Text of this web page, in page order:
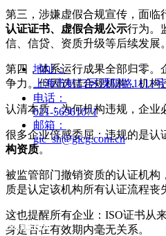
第三，涉嫌虚假合规宣传，面临
认证证书、虚假合规公示行为。
信、信贷、资质升级等后续发展。
第四，体系运行成果全部归零。
争力。但因选错合规机构，机构
认清本质：为何机构违规，企业
很多企业倍感委屈：违规的是认
构资质。
被监管部门撤销资质的认证机构
质是认定该机构所有认证流程
这也提醒所有企业：ISO证书从
身是否在有效期内毫无关系。
地址：
上海市虹口区溧阳路1111
电话：
021-56961071
邮箱：
gic_sh@gicg.com.cn
友情连接：